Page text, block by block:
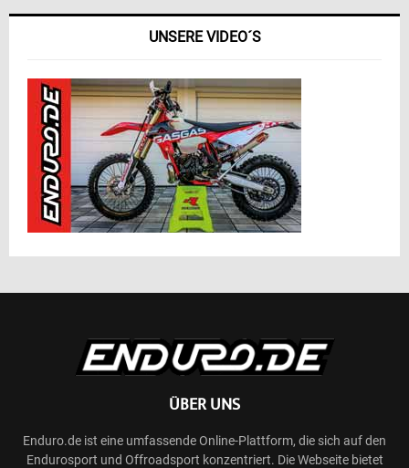
UNSERE VIDEO´S
ÜBER UNS
Enduro.de ist eine umfassende Online-Plattform, die sich auf den
Endurosport und Offroadsport konzentriert. Die Webseite bietet